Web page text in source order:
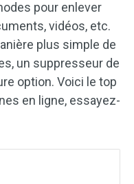
pour enlever
vidéos, etc.
plus simple de
un suppresseur de
option. Voici le top
en ligne, essayez-